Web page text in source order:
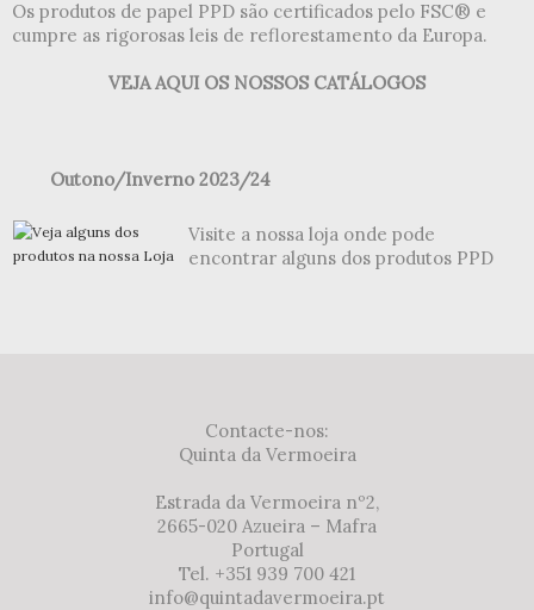
Os produtos de papel PPD são certificados pelo FSC® e
cumpre as rigorosas leis de reflorestamento da Europa.
VEJA AQUI OS NOSSOS CATÁLOGOS
Outono/Inverno 2023/24
Visite a nossa loja onde pode
encontrar alguns dos produtos PPD
Contacte-nos:
Quinta da Vermoeira
Estrada da Vermoeira nº2,
2665-020 Azueira – Mafra
Portugal
Tel. +351 939 700 421
info@quintadavermoeira.pt